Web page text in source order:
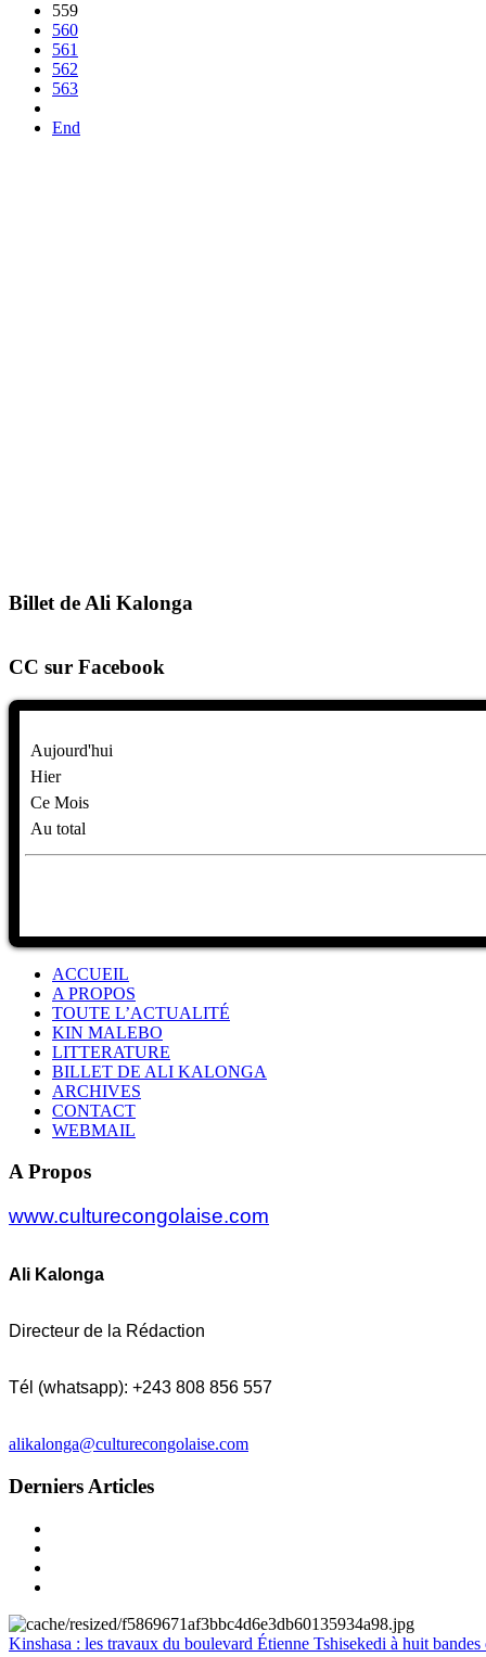
559
560
561
562
563
End
Billet de Ali Kalonga
CC sur Facebook
Aujourd'hui
Hier
Ce Mois
Au total
ACCUEIL
A PROPOS
TOUTE L’ACTUALITÉ
KIN MALEBO
LITTERATURE
BILLET DE ALI KALONGA
ARCHIVES
CONTACT
WEBMAIL
A Propos
www.culturecongolaise.com
Ali Kalonga
Directeur de la Rédaction
Tél (whatsapp): +243 808 856 557
alikalonga@culturecongolaise.com
Derniers Articles
Kinshasa : les travaux du boulevard Étienne Tshisekedi à huit